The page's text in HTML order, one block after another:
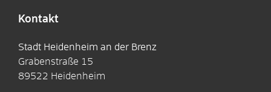
Kontakt
Stadt Heidenheim an der Brenz
Grabenstraße 15
89522 Heidenheim